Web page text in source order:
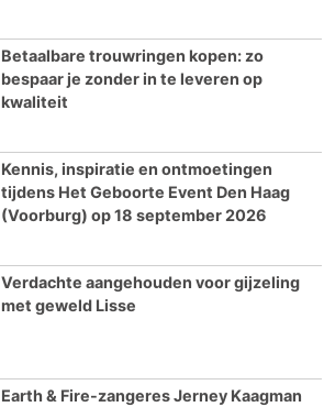
Betaalbare trouwringen kopen: zo
bespaar je zonder in te leveren op
kwaliteit
Kennis, inspiratie en ontmoetingen
tijdens Het Geboorte Event Den Haag
(Voorburg) op 18 september 2026
Verdachte aangehouden voor gijzeling
met geweld Lisse
Earth & Fire-zangeres Jerney Kaagman